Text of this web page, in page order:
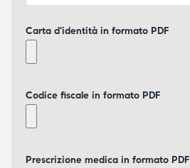
Carta d'identità in formato PDF
Codice fiscale in formato PDF
Prescrizione medica in formato PDF